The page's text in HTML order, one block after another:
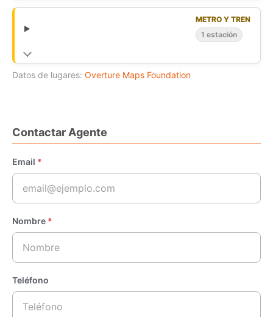
METRO Y TREN
1 estación
Datos de lugares: Overture Maps Foundation
Contactar Agente
Email *
Nombre *
Teléfono